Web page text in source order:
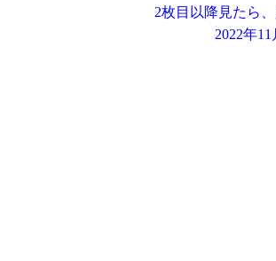
2枚目以降見たら
2022年11